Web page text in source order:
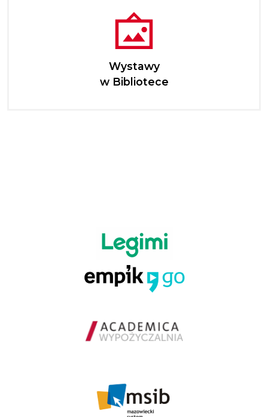
Wystawy
w Bibliotece